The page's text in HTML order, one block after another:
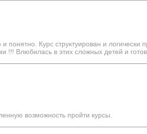
Курс структуирован и логически
!!! Влюбилась в этих сложных детей и
возможность пройти курсы.